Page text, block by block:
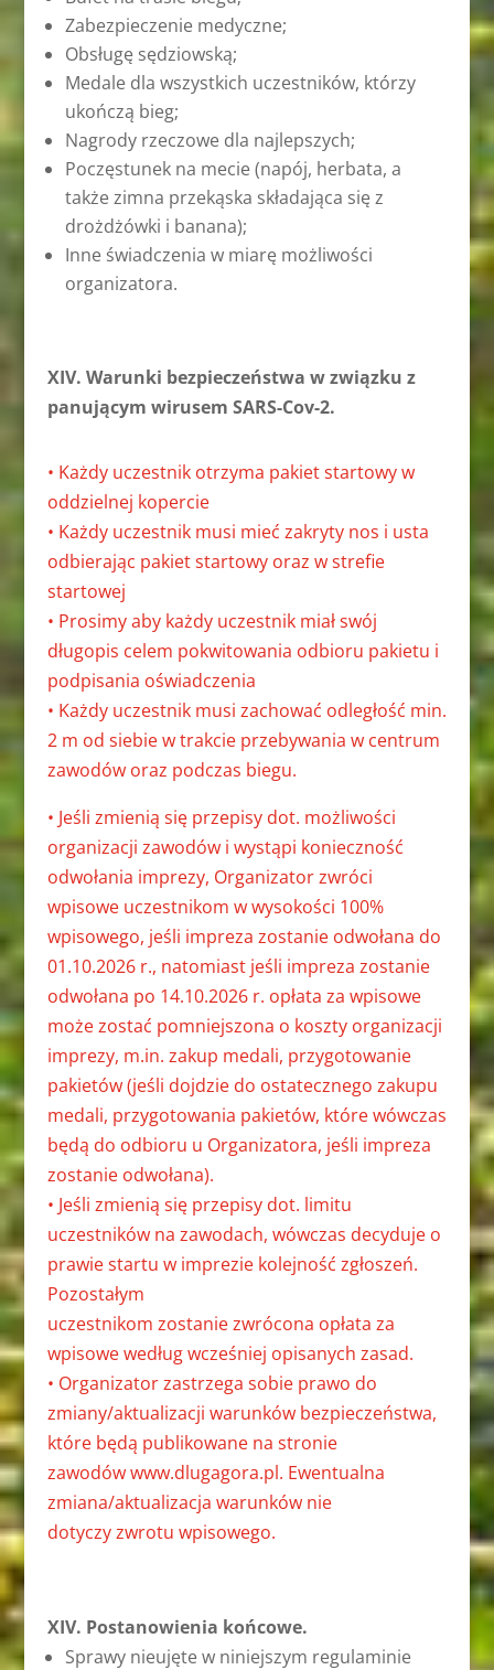
Zabezpieczenie medyczne;
Obsługę sędziowską;
Medale dla wszystkich uczestników, którzy
ukończą bieg;
Nagrody rzeczowe dla najlepszych;
Poczęstunek na mecie (napój, herbata, a
także zimna przekąska składająca się z
drożdżówki i banana);
Inne świadczenia w miarę możliwości
organizatora.
XIV. Warunki bezpieczeństwa w związku z
panującym wirusem SARS-Cov-2.
• Każdy uczestnik otrzyma pakiet startowy w
oddzielnej kopercie
• Każdy uczestnik musi mieć zakryty nos i usta
odbierając pakiet startowy oraz w strefie
startowej
• Prosimy aby każdy uczestnik miał swój
długopis celem pokwitowania odbioru pakietu i
podpisania oświadczenia
• Każdy uczestnik musi zachować odległość min.
2 m od siebie w trakcie przebywania w centrum
zawodów oraz podczas biegu.
• Jeśli zmienią się przepisy dot. możliwości
organizacji zawodów i wystąpi konieczność
odwołania imprezy, Organizator zwróci
wpisowe uczestnikom wwysokości 100%
wpisowego, jeśli impreza zostanie odwołana do
01.10.2026 r., natomiast jeśli impreza zostanie
odwołana po 14.10.2026 r. opłata za wpisowe
może zostać pomniejszona o koszty organizacji
imprezy, m.in. zakup medali, przygotowanie
pakietów (jeśli dojdzie do ostatecznego zakupu
medali, przygotowania pakietów, które wówczas
będą do odbioru u Organizatora, jeśli impreza
zostanie odwołana).
• Jeśli zmienią się przepisy dot. limitu
uczestników na zawodach, wówczas decyduje o
prawie startu w imprezie kolejność zgłoszeń.
Pozostałym
uczestnikom zostanie zwrócona opłata za
wpisowe według wcześniej opisanych zasad.
• Organizator zastrzega sobie prawo do
zmiany/aktualizacji warunków bezpieczeństwa,
które będą publikowane na stronie
zawodówwww.dlugagora.pl. Ewentualna
zmiana/aktualizacja warunków nie
dotyczyzwrotu wpisowego.
XIV. Postanowienia końcowe.
Sprawy nieujęte w niniejszym regulaminie